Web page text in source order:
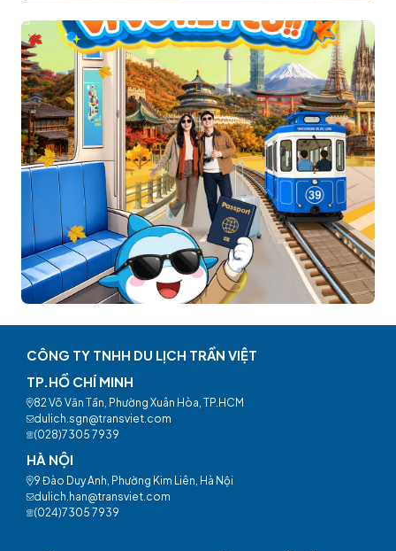
CÔNG TY TNHH DU LỊCH TRẦN VIỆT
TP.HỒ CHÍ MINH
82 Võ Văn Tần, Phường Xuân Hòa, TP.HCM
dulich.sgn@transviet.com
(028)7305 7939
HÀ NỘI
9 Đào Duy Anh, Phường Kim Liên, Hà Nội
dulich.han@transviet.com
(024)7305 7939